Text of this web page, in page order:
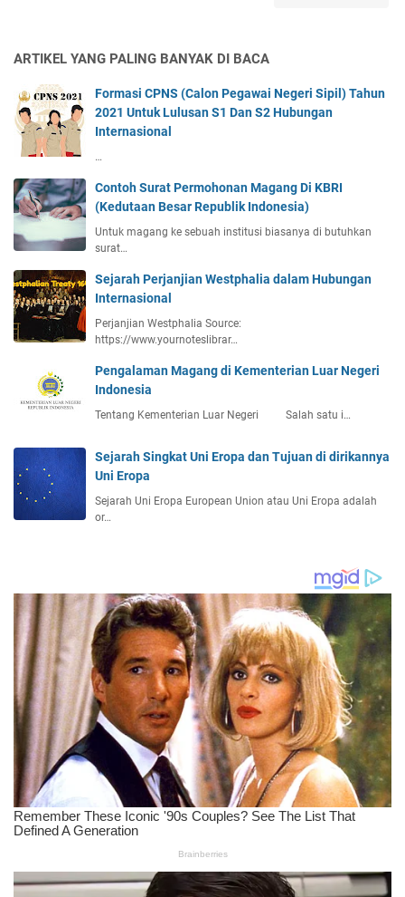
a
V
t
r
:
D
l
s
u
a
a
J
e
p
a
n
g
ARTIKEL YANG PALING BANYAK DI BACA
Formasi CPNS (Calon Pegawai Negeri Sipil) Tahun
2021 Untuk Lulusan S1 Dan S2 Hubungan
Internasional
…
Contoh Surat Permohonan Magang Di KBRI
(Kedutaan Besar Republik Indonesia)
Untuk magang ke sebuah institusi biasanya di butuhkan
surat…
Sejarah Perjanjian Westphalia dalam Hubungan
Internasional
Perjanjian Westphalia Source:
https://www.yournoteslibrar…
Pengalaman Magang di Kementerian Luar Negeri
Indonesia
Tentang Kementerian Luar Negeri Salah satu i…
Sejarah Singkat Uni Eropa dan Tujuan di dirikannya
Uni Eropa
Sejarah Uni Eropa European Union atau Uni Eropa adalah
or…